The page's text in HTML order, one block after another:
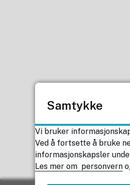
Samtykke
Vi bruker
Ved å fortsette å bruke
informasjonskapsler
Les mer om personvern